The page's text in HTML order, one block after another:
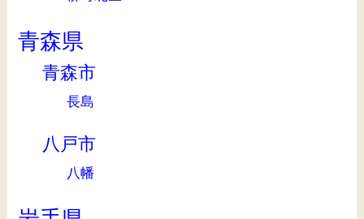
青森県
青森市
長島
八戸市
八幡